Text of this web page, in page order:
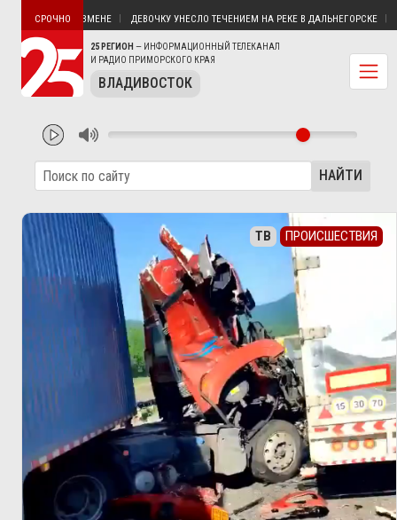
25 РЕГИОН — ИНФОРМАЦИОННЫЙ ТЕЛЕКАНАЛ
И РАДИО ПРИМОРСКОГО КРАЯ
ВЛАДИВОСТОК
СРОЧНО
В ГОСИЗМЕНЕ ДЕВОЧКУ УНЕСЛО ТЕЧЕНИЕМ НА РЕКЕ В ДАЛЬНЕГОРСКЕ
НАЙТИ
ТВ ПРОИСШЕСТВИЯ